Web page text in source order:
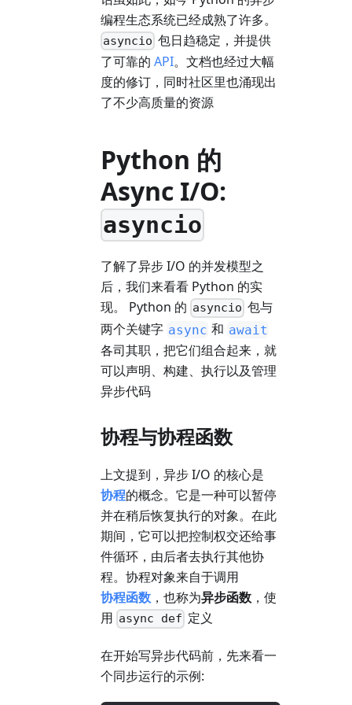
编程生态系统已经成熟了许多。
asyncio 包日趋稳定，并提供
了可靠的 API。文档也经过大幅
度的修订，同时社区里也涌现出
了不少高质量的资源
Python 的
Async I/O:
asyncio
了解了异步 I/O 的并发模型之
后，我们来看看 Python 的实
现。 Python 的 asyncio 包与
两个关键字 async 和 await
各司其职，把它们组合起来，就
可以声明、构建、执行以及管理
异步代码
协程与协程函数
上文提到，异步 I/O 的核心是
协程的概念。它是一种可以暂停
并在稍后恢复执行的对象。在此
期间，它可以把控制权交还给事
件循环，由后者去执行其他协
程。协程对象来自于调用
协程函数 ，也称为异步函数 ，使
用 async def 定义
在开始写异步代码前，先来看一
个同步运行的示例: